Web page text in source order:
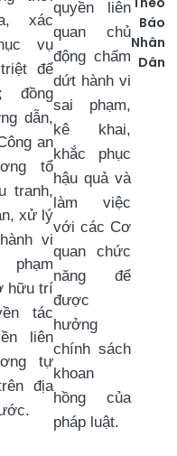
xác
vụ
để
đồng
dẫn,
an
tổ
tranh,
xử lý
vi
hữu trí
tác
liên
tự
địa
quyền liên
quan chủ
động chấm
dứt hành vi
sai phạm,
kê khai,
khắc phục
hậu quả và
làm việc
với các Cơ
quan chức
năng để
được
hưởng
chính sách
khoan
hồng của
pháp luật.
Báo
Nhân
Dân